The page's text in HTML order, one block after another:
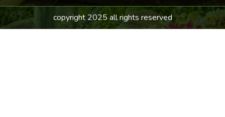
copyright 2025 all rights reserved